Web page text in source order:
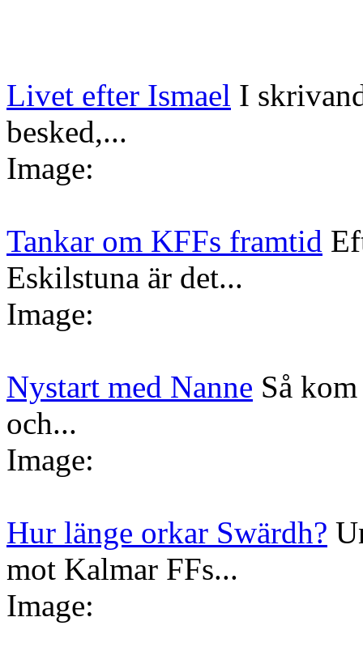
Livet efter Ismael I
besked,...
Image:
Tankar om KFFs framtid
Eskilstuna är det...
Image:
Nystart med Nanne Så
och...
Image:
Hur länge orkar Swärdh?
mot Kalmar FFs...
Image: